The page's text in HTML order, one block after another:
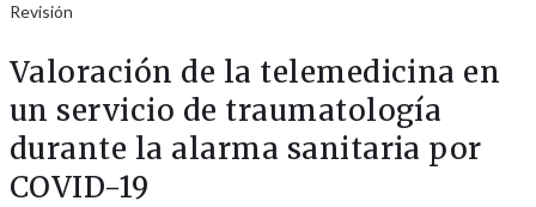
Revisión
Valoración de la telemedicina en
un servicio de traumatología
durante la alarma sanitaria por
COVID-19